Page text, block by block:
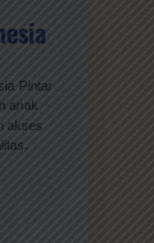
Pintar
anak
akses